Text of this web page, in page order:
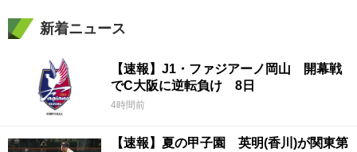
新着ニュース
【速報】J1・ファジアーノ岡山 開幕戦
でC大阪に逆転負け 8日
4時間前
【速報】夏の甲子園 英明(香川)が関東第